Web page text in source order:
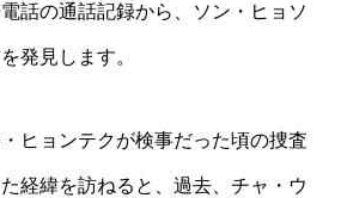
話の通話記録から、ソン・ヒョソ
発見します。
ヒョンテクが検事だった頃の捜査
経緯を訪ねると、過去、チャ・ウ